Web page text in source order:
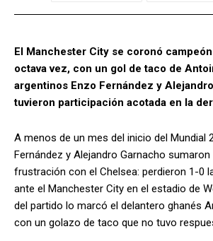
El Manchester City se coronó
octava vez, con un gol de taco de
argentinos Enzo Fernández y
tuvieron participación acotada en la
A menos de un mes del inicio del Mundial
Fernández y Alejandro Garnacho sumaron
frustración con el Chelsea: perdieron 1-0
ante el Manchester City en el estadio de
del partido lo marcó el delantero ghanés
con un golazo de taco que no tuvo